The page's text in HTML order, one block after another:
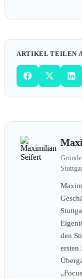
ARTIKEL TEILEN
den
ersten